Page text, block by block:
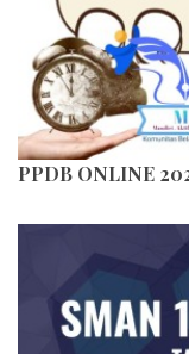
PPDB ONLINE